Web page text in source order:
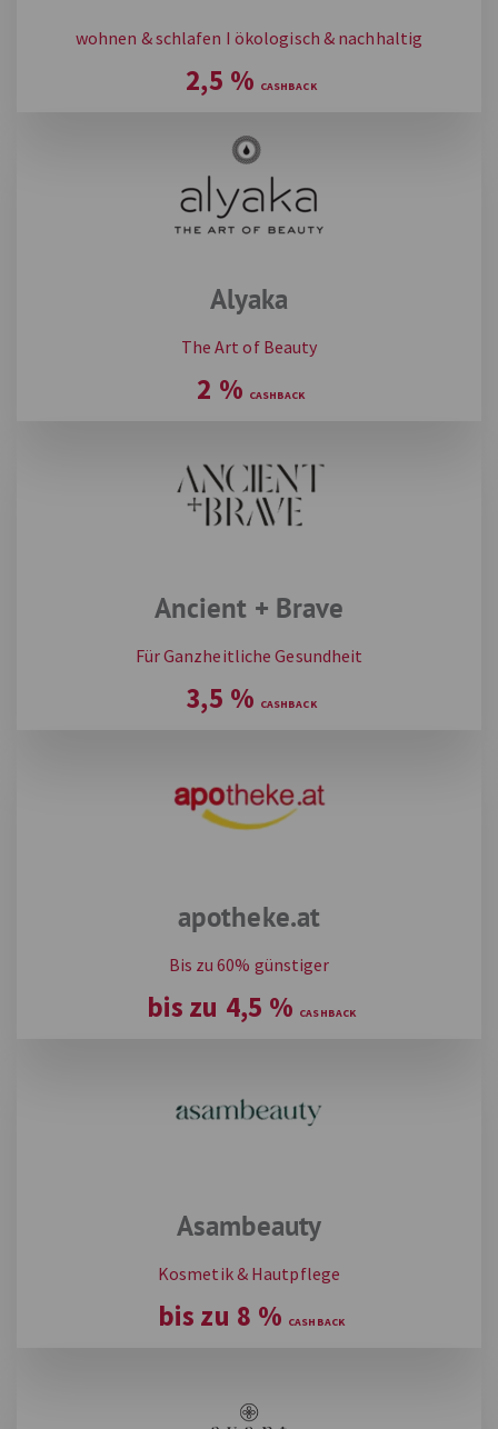
wohnen & schlafen I ökologisch & nachhaltig
2,5 %
Alyaka
The Art of Beauty
2 %
Ancient + Brave
Für Ganzheitliche Gesundheit
3,5 %
apotheke.at
Bis zu 60% günstiger
bis zu 4,5 %
Asambeauty
Kosmetik & Hautpflege
bis zu 8 %